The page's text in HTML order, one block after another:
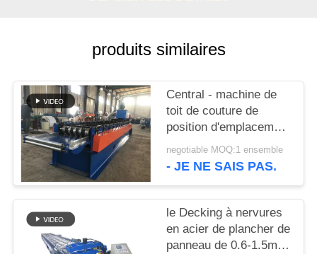
CONFIDENTIALITÉ
produits similaires
Central - machine de
toit de couture de
position d'emplacement
pour la basse pente
facile à installer
negotiable MOQ:1 ensemble
- JE NE SAIS PAS.
le Decking à nervures
en acier de plancher de
panneau de 0.6-1.5mm